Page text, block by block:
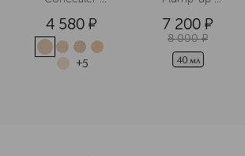
консилер
4 580 ¤
+5
Ночной
увлажняющий
крем,
укрепляющий
7 200 ¤
8 000 ¤
40 мл